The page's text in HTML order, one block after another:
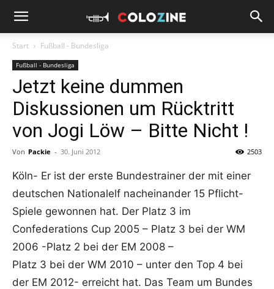
Start Fußball - Bundesliga
Fußball - Bundesliga
Jetzt keine dummen
Diskussionen um Rücktritt
von Jogi Löw – Bitte Nicht !
Von Packie - 30. Juni 2012 2503
Köln- Er ist der erste Bundestrainer der mit einer
deutschen Nationalelf nacheinander 15 Pflicht-
Spiele gewonnen hat. Der Platz 3 im
Confederations Cup 2005 – Platz 3 bei der WM
2006 -Platz 2 bei der EM 2008 –
Platz 3 bei der WM 2010 – unter den Top 4 bei
der EM 2012- erreicht hat. Das Team um Bundes